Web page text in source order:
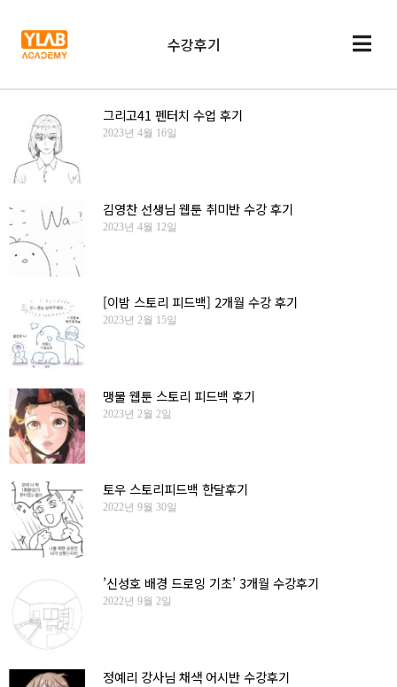
수강후기
그리고41 펜터치 수업 후기
2023년 4월 16일
김영찬 선생님 웹툰 취미반 수강 후기
2023년 4월 12일
[이밤 스토리 피드백] 2개월 수강 후기
2023년 2월 15일
맹물 웹툰 스토리 피드백 후기
2023년 2월 2일
토우 스토리피드백 한달후기
2022년 9월 30일
’신성호 배경 드로잉 기초’ 3개월 수강후기
2022년 9월 2일
정예리 강사님 채색 어시반 수강후기